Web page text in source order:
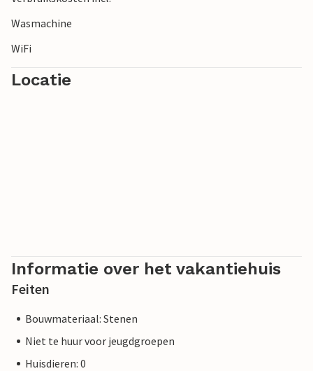
Wasmachine
WiFi
Locatie
Informatie over het vakantiehuis
Feiten
Bouwmateriaal: Stenen
Niet te huur voor jeugdgroepen
Huisdieren: 0